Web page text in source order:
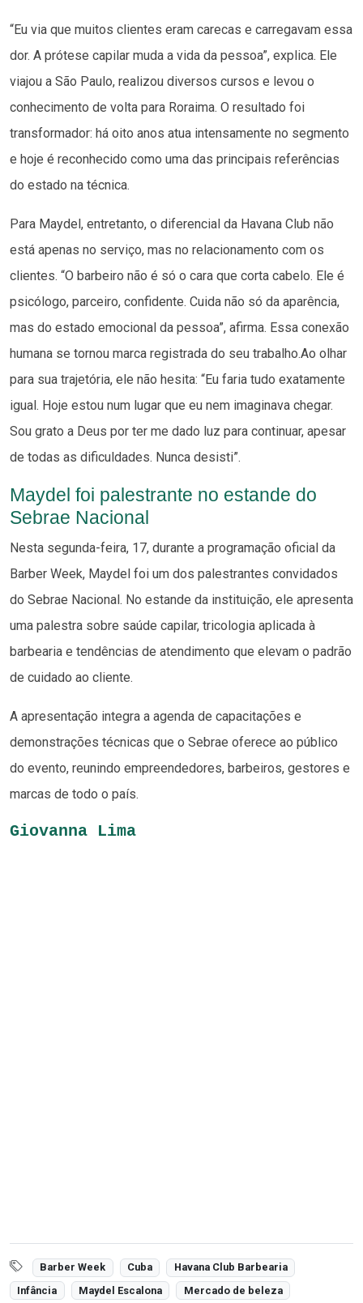
“Eu via que muitos clientes eram carecas e carregavam essa
dor. A prótese capilar muda a vida da pessoa”, explica. Ele
viajou a São Paulo, realizou diversos cursos e levou o
conhecimento de volta para Roraima. O resultado foi
transformador: há oito anos atua intensamente no segmento
e hoje é reconhecido como uma das principais referências
do estado na técnica.
Para Maydel, entretanto, o diferencial da Havana Club não
está apenas no serviço, mas no relacionamento com os
clientes. “O barbeiro não é só o cara que corta cabelo. Ele é
psicólogo, parceiro, confidente. Cuida não só da aparência,
mas do estado emocional da pessoa”, afirma. Essa conexão
humana se tornou marca registrada do seu trabalho.Ao olhar
para sua trajetória, ele não hesita: “Eu faria tudo exatamente
igual. Hoje estou num lugar que eu nem imaginava chegar.
Sou grato a Deus por ter me dado luz para continuar, apesar
de todas as dificuldades. Nunca desisti”.
Maydel foi palestrante no estande do
Sebrae Nacional
Nesta segunda-feira, 17, durante a programação oficial da
Barber Week, Maydel foi um dos palestrantes convidados
do Sebrae Nacional. No estande da instituição, ele apresenta
uma palestra sobre saúde capilar, tricologia aplicada à
barbearia e tendências de atendimento que elevam o padrão
de cuidado ao cliente.
A apresentação integra a agenda de capacitações e
demonstrações técnicas que o Sebrae oferece ao público
do evento, reunindo empreendedores, barbeiros, gestores e
marcas de todo o país.
Giovanna Lima
Barber Week Cuba
Havana Club Barbearia
Infância
Maydel Escalona Mercado de beleza